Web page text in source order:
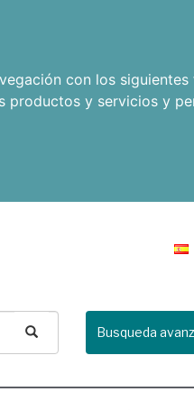
con los siguientes
productos y servicios y
Busqueda